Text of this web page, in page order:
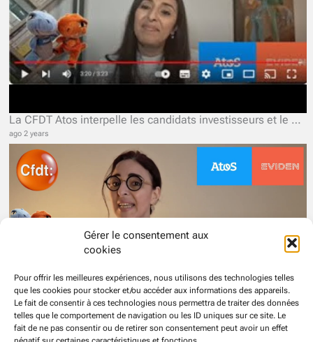
Gérer le consentement aux
cookies
Pour offrir les meilleures expériences, nous utilisons des technologies telles
que les cookies pour stocker et/ou accéder aux informations des appareils.
Le fait de consentir à ces technologies nous permettra de traiter des données
telles que le comportement de navigation ou les ID uniques sur ce site. Le
fait de ne pas consentir ou de retirer son consentement peut avoir un effet
La CFDT Atos interpelle les candidats investisseurs et le Gouvernement.
ago 2 years
ago 2 years